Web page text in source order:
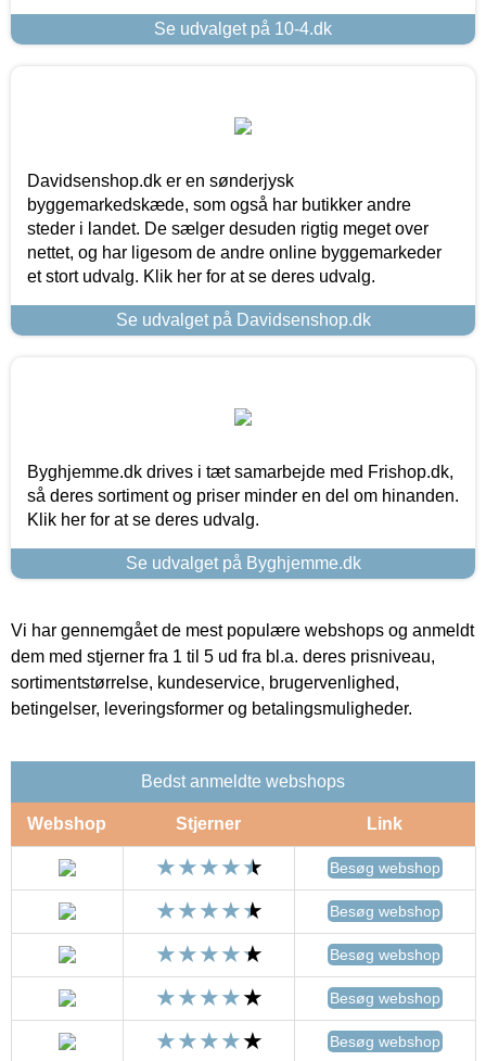
Se udvalget på 10-4.dk
Davidsenshop.dk er en sønderjysk
byggemarkedskæde, som også har butikker andre
steder i landet. De sælger desuden rigtig meget over
nettet, og har ligesom de andre online byggemarkeder
et stort udvalg. Klik her for at se deres udvalg.
Se udvalget på Davidsenshop.dk
Byghjemme.dk drives i tæt samarbejde med Frishop.dk,
så deres sortiment og priser minder en del om hinanden.
Klik her for at se deres udvalg.
Se udvalget på Byghjemme.dk
Vi har gennemgået de mest populære webshops og anmeldt
dem med stjerner fra 1 til 5 ud fra bl.a. deres prisniveau,
sortimentstørrelse, kundeservice, brugervenlighed,
betingelser, leveringsformer og betalingsmuligheder.
Bedst anmeldte webshops
Webshop Stjerner Link
Besøg webshop
Besøg webshop
Besøg webshop
Besøg webshop
Besøg webshop